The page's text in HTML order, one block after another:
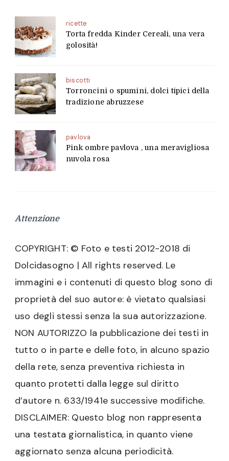
ricette
Torta fredda Kinder Cereali, una vera
golosità!
biscotti
Torroncini o spumini, dolci tipici della
tradizione abruzzese
pavlova
Pink ombre pavlova , una meravigliosa
nuvola rosa
Attenzione
COPYRIGHT: © Foto e testi 2012-2018 di
Dolcidasogno | All rights reserved. Le
immagini e i contenuti di questo blog sono di
proprietà del suo autore: è vietato qualsiasi
uso degli stessi senza la sua autorizzazione.
NON AUTORIZZO la pubblicazione dei testi in
tutto o in parte e delle foto, in alcuno spazio
della rete, senza preventiva richiesta in
quanto protetti dalla legge sul diritto
d’autore n. 633/1941e successive modifiche.
DISCLAIMER: Questo blog non rappresenta
una testata giornalistica, in quanto viene
aggiornato senza alcuna periodicità.